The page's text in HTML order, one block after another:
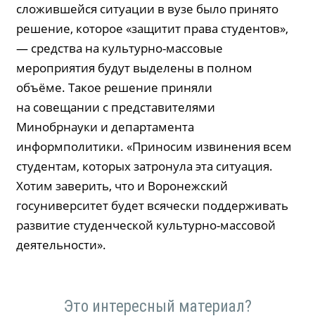
сложившейся ситуации в вузе было принято
решение, которое «защитит права студентов»,
— средства на культурно-массовые
мероприятия будут выделены в полном
объёме. Такое решение приняли
на совещании с представителями
Минобрнауки и департамента
информполитики. «Приносим извинения всем
студентам, которых затронула эта ситуация.
Хотим заверить, что и Воронежский
госуниверситет будет всячески поддерживать
развитие студенческой культурно-массовой
деятельности».
Это интересный материал?